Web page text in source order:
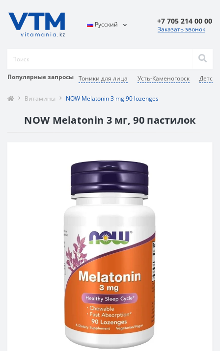
Популярные запросы Тоники для лица Усть-Каменогорск
Русский +7 705 214 00 00
Заказать звонок
Витамины NOW Melatonin 3 mg 90 lozenges
NOW Melatonin 3 мг, 90 пастилок